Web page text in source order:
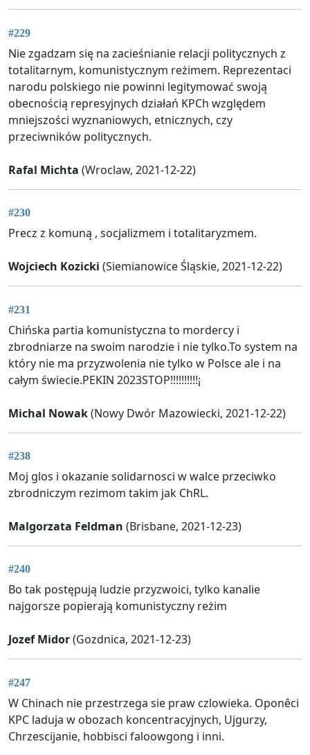
#229
Nie zgadzam się na zacieśnianie relacji politycznych z
totalitarnym, komunistycznym reżimem. Reprezentaci
narodu polskiego nie powinni legitymować swoją
obecnością represyjnych działań KPCh względem
mniejszości wyznaniowych, etnicznych, czy
przeciwników politycznych.
Rafal Michta (Wroclaw, 2021-12-22)
#230
Precz z komuną , socjalizmem i totalitaryzmem.
Wojciech Kozicki (Siemianowice Śląskie, 2021-12-22)
#231
Chińska partia komunistyczna to mordercy i
zbrodniarze na swoim narodzie i nie tylko.To system na
który nie ma przyzwolenia nie tylko w Polsce ale i na
całym świecie.PEKIN 2023STOP!!!!!!!!!!¡
Michal Nowak(Nowy Dwór Mazowiecki, 2021-12-22)
#238
Moj glos i okazanie solidarnosci w walce przeciwko
zbrodniczym rezimom takim jak ChRL.
Malgorzata Feldman (Brisbane, 2021-12-23)
#240
Bo tak postępują ludzie przyzwoici, tylko kanalie
najgorsze popierają komunistyczny reżim
Jozef Midor(Gozdnica, 2021-12-23)
#247
W Chinach nie przestrzega sie praw czlowieka. Oponêci
KPC laduja w obozach koncentracyjnych, Ujgurzy,
Chrzescijanie, hobbisci faloowgong i inni.